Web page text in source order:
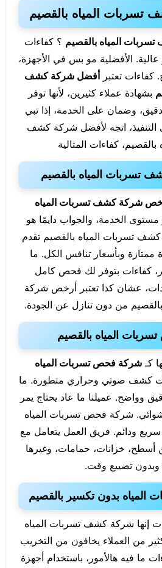
المياه بالقصيم
المياه بالقصيم ؟ كفاءات
عالية. الأفضلية مو بس في الأجهزة،
كفاءات تعتبر أفضل شركة كشف
بشهادة عملاء كثيرين، لأنها توفر
وضمان على الخدمة، إذا تبي
اتجه لأفضل شركة كشف
بالقصيم، كفاءات المثالية
تسربات المياه بالقصيم
شركة كشف تسربات المياه
مستوى الخدمة، والجواب دايمًا هو
تسربات المياه بالقصيم تقدم
ممتازة وبأسعار تنافس الكل. ما
كفاءات بتوفر لك فحص كامل
عشان كذا تعتبر أرخص شركة
من دون تنازل عن الجودة.
المياه بالقصيم
كـشركة فحص تسربات المياه
كشف صوتي وحراري متطورة. ما
وواضح. عميلنا ما عاد يحتاج يمر
شركة فحص تسربات المياه
ودائم. فريق العمل يتعامل مع
أسطح، خزانات، حمامات، وغيرها
وبدون تضييع وقت.
بدون تكسير بالقصيم
إنها شركة كشف تسربات المياه
من العملاء يخافون من التخريب
ما فيه هالأمور، باستخدام أجهزة